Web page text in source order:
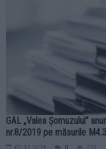
GAL „Valea Șomuzului”
nr.8/2019 pe măsurile
02.12.2019 0 224